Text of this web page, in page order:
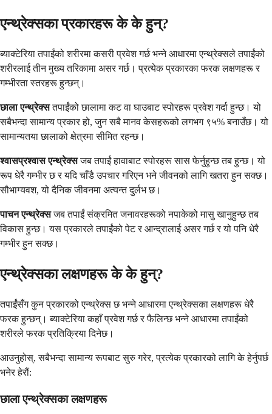
एन्थ्रेक्सका प्रकारहरू के के हुन्?
ब्याक्टेरिया तपाईंको शरीरमा कसरी प्रवेश गर्छ भन्ने आधारमा एन्थ्रेक्सले तपाईंको
शरीरलाई तीन मुख्य तरिकामा असर गर्छ। प्रत्येक प्रकारका फरक लक्षणहरू र
गम्भीरता स्तरहरू हुन्छन्।
छाला एन्थ्रेक्सतपाईंको छालामा कट वा घाउबाट स्पोरहरू प्रवेश गर्दा हुन्छ। यो
सबैभन्दा सामान्य प्रकार हो, जुन सबै मानव केसहरूको लगभग ९५% बनाउँछ। यो
सामान्यतया छालाको क्षेत्रमा सीमित रहन्छ।
श्वासप्रश्वास एन्थ्रेक्सजब तपाईं हावाबाट स्पोरहरू सास फेर्नुहुन्छ तब हुन्छ। यो
रूप धेरै गम्भीर छ र यदि चाँडै उपचार गरिएन भने जीवनको लागि खतरा हुन सक्छ।
सौभाग्यवश, यो दैनिक जीवनमा अत्यन्त दुर्लभ छ।
पाचन एन्थ्रेक्सजब तपाईं संक्रमित जनावरहरूको नपाकेको मासु खानुहुन्छ तब
विकास हुन्छ। यस प्रकारले तपाईंको पेट र आन्द्रालाई असर गर्छ र यो पनि धेरै
गम्भीर हुन सक्छ।
एन्थ्रेक्सका लक्षणहरू के के हुन्?
तपाईंसँग कुन प्रकारको एन्थ्रेक्स छ भन्ने आधारमा एन्थ्रेक्सका लक्षणहरू धेरै
फरक हुन्छन्। ब्याक्टेरिया कहाँ प्रवेश गर्छ र फैलिन्छ भन्ने आधारमा तपाईंको
शरीरले फरक प्रतिक्रिया दिनेछ।
आउनुहोस्, सबैभन्दा सामान्य रूपबाट सुरु गरेर, प्रत्येक प्रकारको लागि के हेर्नुपर्छ
भनेर हेरौं:
छाला एन्थ्रेक्सका लक्षणहरू